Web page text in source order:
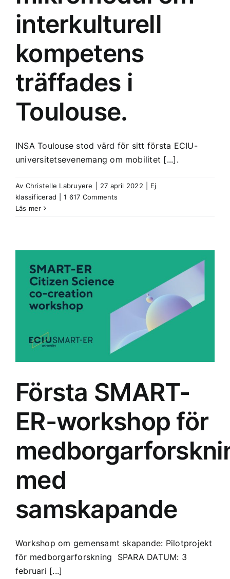
interkulturell
kompetens
träffades i
Toulouse.
INSA Toulouse stod värd för sitt första ECIU-
universitetsevenemang om mobilitet [...].
Av Christelle Labruyere 27 april 2022
Ej
klassificerad
1 617 Comments
Läs mer
Första SMART-
ER-workshop för
med
samskapande
Workshop om gemensamt skapande: Pilotprojekt
för medborgarforskning ‍ SPARA DATUM: 3
februari [...]